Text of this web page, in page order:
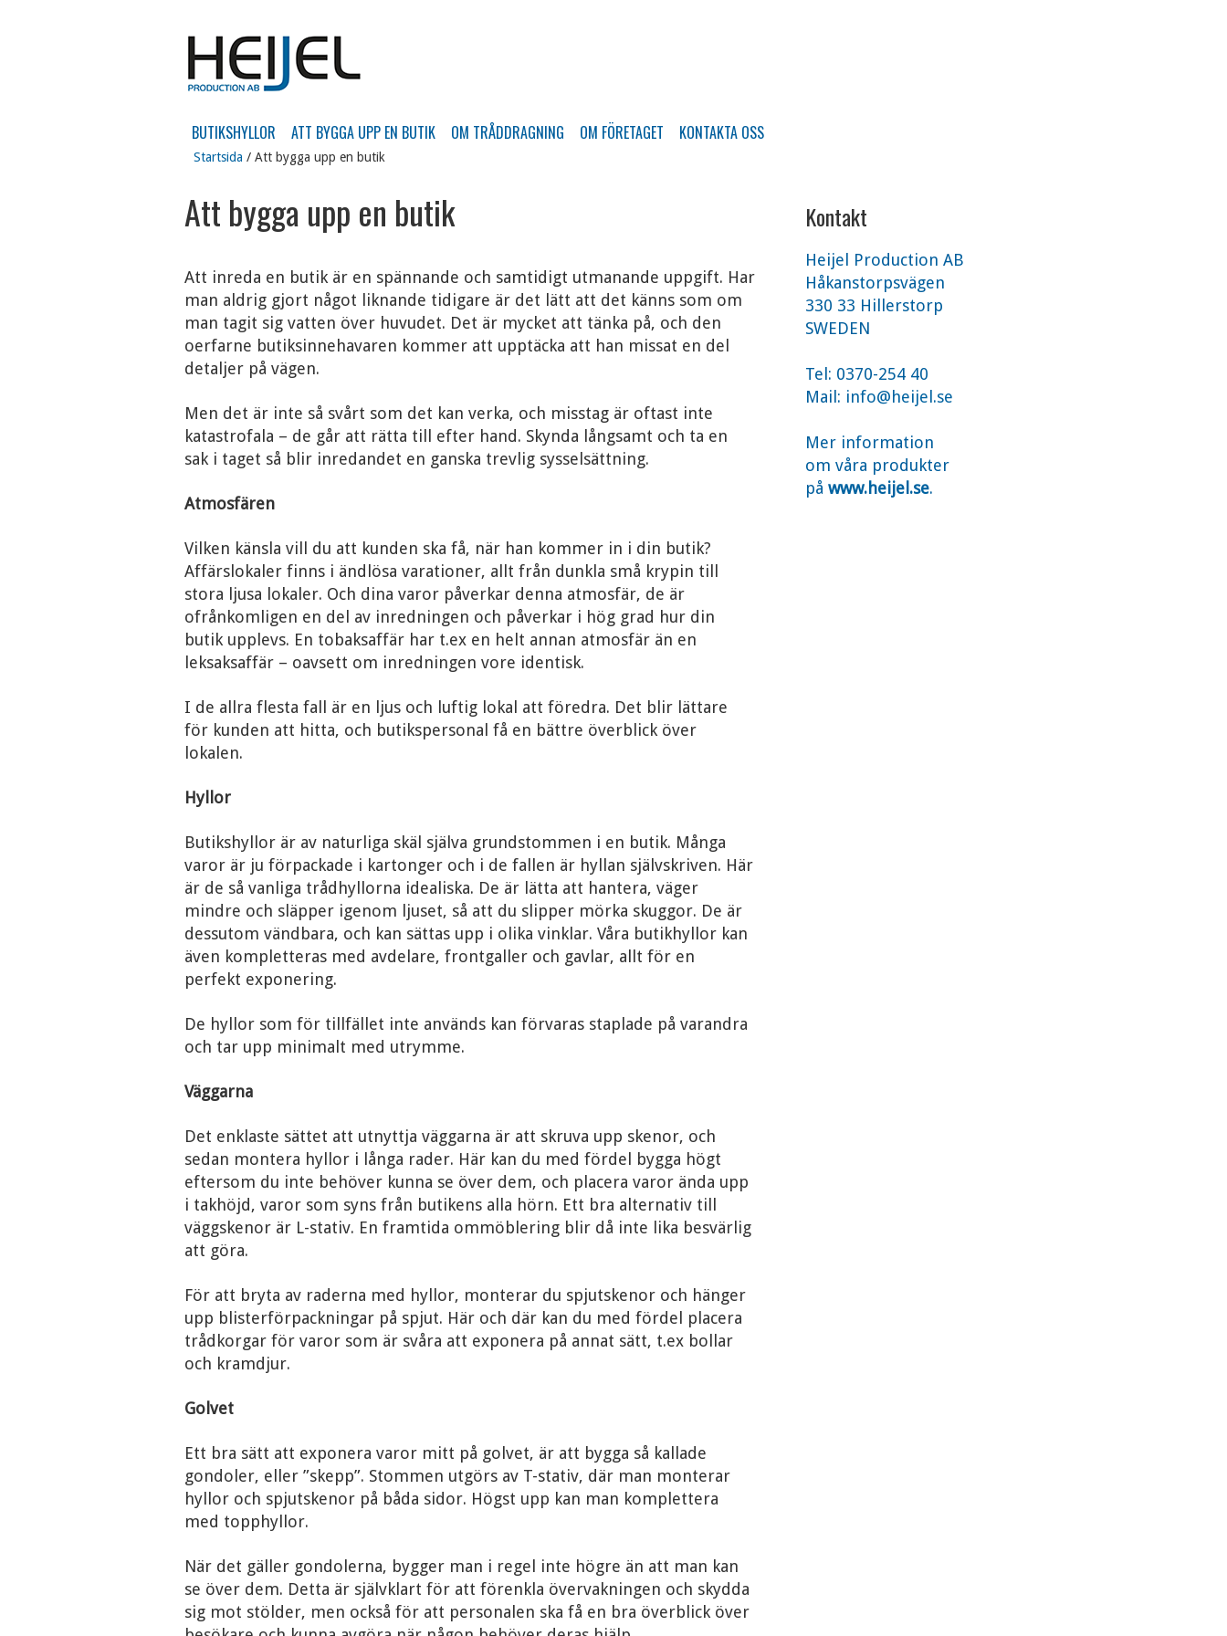
tillBUTIKSHYLLOR ATT BYGGA UPP EN BUTIK OM TRÅDDRAGNING OM FÖRETAGET KONTAKTA OSS
Startsida / Att bygga upp en butik
Att bygga upp en butik
Att inreda en butik är en spännande och samtidigt utmanande uppgift. Har
man aldrig gjort något liknande tidigare är det lätt att det känns som om
man tagit sig vatten över huvudet. Det är mycket att tänka på, och den
oerfarne butiksinnehavaren kommer att upptäcka att han missat en del
detaljer på vägen.
Men det är inte så svårt som det kan verka, och misstag är oftast inte
katastrofala – de går att rätta till efter hand. Skynda långsamt och ta en
sak i taget så blir inredandet en ganska trevlig sysselsättning.
Atmosfären
Vilken känsla vill du att kunden ska få, när han kommer in i din butik?
Affärslokaler finns i ändlösa varationer, allt från dunkla små krypin till
stora ljusa lokaler. Och dina varor påverkar denna atmosfär, de är
ofrånkomligen en del av inredningen och påverkar i hög grad hur din
butik upplevs. En tobaksaffär har t.ex en helt annan atmosfär än en
leksaksaffär – oavsett om inredningen vore identisk.
I de allra flesta fall är en ljus och luftig lokal att föredra. Det blir lättare
för kunden att hitta, och butikspersonal få en bättre överblick över
lokalen.
Hyllor
Butikshyllor är av naturliga skäl själva grundstommen i en butik. Många
varor är ju förpackade i kartonger och i de fallen är hyllan självskriven. Här
är de så vanliga trådhyllorna idealiska. De är lätta att hantera, väger
mindre och släpper igenom ljuset, så att du slipper mörka skuggor. De är
dessutom vändbara, och kan sättas upp i olika vinklar. Våra butikhyllor kan
även kompletteras med avdelare, frontgaller och gavlar, allt för en
perfekt exponering.
De hyllor som för tillfället inte används kan förvaras staplade på varandra
och tar upp minimalt med utrymme.
Väggarna
Det enklaste sättet att utnyttja väggarna är att skruva upp skenor, och
sedan montera hyllor i långa rader. Här kan du med fördel bygga högt
eftersom du inte behöver kunna se över dem, och placera varor ända upp
i takhöjd, varor som syns från butikens alla hörn. Ett bra alternativ till
väggskenor är L-stativ. En framtida ommöblering blir då inte lika besvärlig
att göra.
För att bryta av raderna med hyllor, monterar du spjutskenor och hänger
upp blisterförpackningar på spjut. Här och där kan du med fördel placera
trådkorgar för varor som är svåra att exponera på annat sätt, t.ex bollar
och kramdjur.
Golvet
Ett bra sätt att exponera varor mitt på golvet, är att bygga så kallade
gondoler, eller ”skepp”. Stommen utgörs av T-stativ, där man monterar
hyllor och spjutskenor på båda sidor. Högst upp kan man komplettera
med topphyllor.
När det gäller gondolerna, bygger man i regel inte högre än att man kan
se över dem. Detta är självklart för att förenkla övervakningen och skydda
sig mot stölder, men också för att personalen ska få en bra överblick över
Kontakt
Heijel Production AB
Håkanstorpsvägen
330 33 Hillerstorp
SWEDEN
Tel: 0370-254 40
Mail: info@heijel.se
Mer information
om våra produkter
på www.heijel.se.